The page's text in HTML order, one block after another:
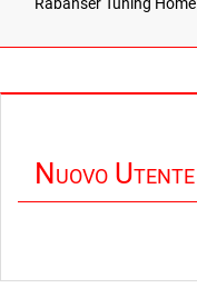
Nuovo Utente